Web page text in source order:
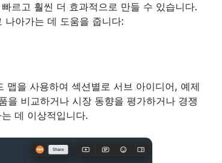
르고 훨씬 더 효과적으로 만들 수 있습니다.
아가는 데 도움을 줍니다:
을 사용하여 섹션별로 서브 아이디어, 예제
을 비교하거나 시장 동향을 평가하거나 경쟁
데 이상적입니다.